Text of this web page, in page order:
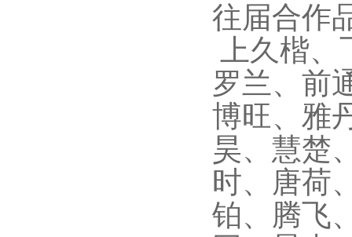
往届合作
上久楷
罗兰、前
博旺、雅
昊、慧楚
时、唐荷
铂、腾飞